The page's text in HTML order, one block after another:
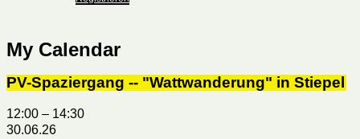
My Calendar
PV-Spaziergang -- "Wattwanderung" in Stiepel
12:00 – 14:30
30.06.26